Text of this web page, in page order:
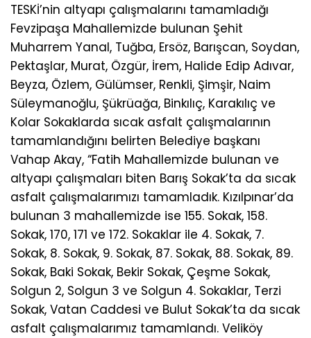
TESKİ’nin altyapı çalışmalarını tamamladığı
Fevzipaşa Mahallemizde bulunan Şehit
Muharrem Yanal, Tuğba, Ersöz, Barışcan, Soydan,
Pektaşlar, Murat, Özgür, İrem, Halide Edip Adıvar,
Beyza, Özlem, Gülümser, Renkli, Şimşir, Naim
Süleymanoğlu, Şükrüağa, Binkılıç, Karakılıç ve
Kolar Sokaklarda sıcak asfalt çalışmalarının
tamamlandığını belirten Belediye başkanı
Vahap Akay, “Fatih Mahallemizde bulunan ve
altyapı çalışmaları biten Barış Sokak’ta da sıcak
asfalt çalışmalarımızı tamamladık. Kızılpınar’da
bulunan 3 mahallemizde ise 155. Sokak, 158.
Sokak, 170, 171 ve 172. Sokaklar ile 4. Sokak, 7.
Sokak, 8. Sokak, 9. Sokak, 87. Sokak, 88. Sokak, 89.
Sokak, Baki Sokak, Bekir Sokak, Çeşme Sokak,
Solgun 2, Solgun 3 ve Solgun 4. Sokaklar, Terzi
Sokak, Vatan Caddesi ve Bulut Sokak’ta da sıcak
asfalt çalışmalarımız tamamlandı. Veliköy